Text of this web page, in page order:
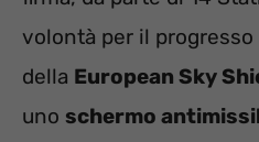
volontà per il progresso
della European Sky
uno schermo